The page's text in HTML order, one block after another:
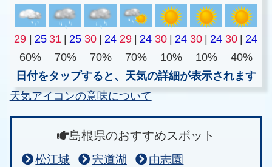
29 25 31 25 30 24 29 24 30 24 30 24 30
24
60%
70% 70% 70% 10% 10%
40%
日付をタップすると、天気の詳細が表示されます
天気アイコンの意味について
島根県のおすすめスポット
松江城 宍道湖
由志園